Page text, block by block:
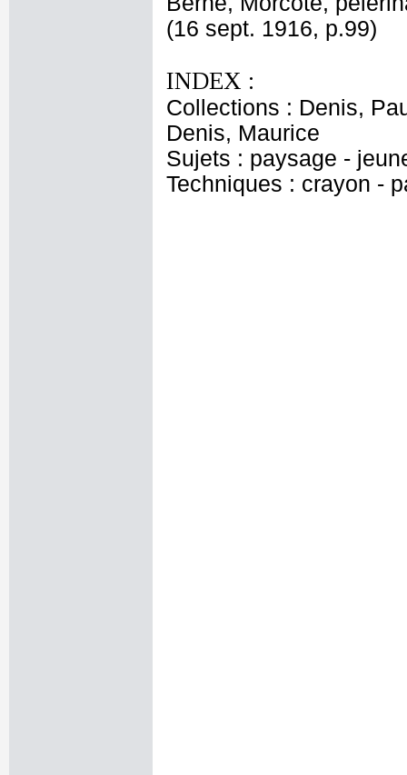
(16 sept. 1916, p.99)
INDEX :
Collections : Denis,
Denis, Maurice
Sujets : paysage -
Techniques : crayon -